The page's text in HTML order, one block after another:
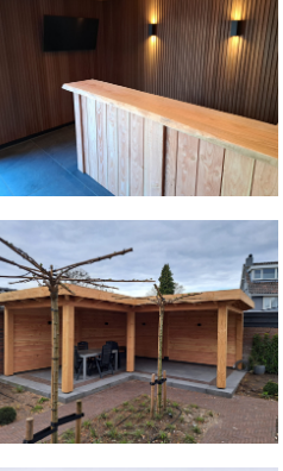
DOUGLAS VERANDA
OVERSTEK VERVANGEN